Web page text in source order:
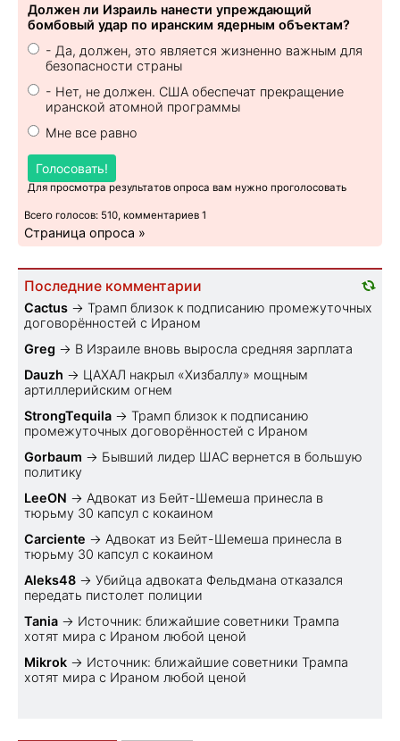
Должен ли Израиль нанести упреждающий
бомбовый удар по иранским ядерным объектам?
- Да, должен, это является жизненно важным для
безопасности страны
- Нет, не должен. США обеспечат прекращение
иранской атомной программы
Мне все равно
Голосовать!
Для просмотра результатов опроса вам нужно проголосовать
Всего голосов: 510, комментариев 1
Страница опроса »
Последние комментарии
Cactus → Трамп близок к подписанию промежуточных
договорённостей с Ираном
Greg → В Израиле вновь выросла средняя зарплата
Dauzh → ЦАХАЛ накрыл «Хизбаллу» мощным
артиллерийским огнем
StrongTequila → Трамп близок к подписанию
промежуточных договорённостей с Ираном
Gorbaum → Бывший лидер ШАС вернется в большую
политику
LeeON → Адвокат из Бейт-Шемеша принесла в
тюрьму 30 капсул с кокаином
Carciente → Адвокат из Бейт-Шемеша принесла в
тюрьму 30 капсул с кокаином
Aleks48 → Убийца адвоката Фельдмана отказался
передать пистолет полиции
Tania → Источник: ближайшие советники Трампа
хотят мира с Ираном любой ценой
Mikrok → Источник: ближайшие советники Трампа
хотят мира с Ираном любой ценой